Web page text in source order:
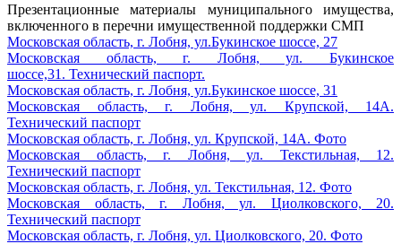
Презентационные материалы муниципального имущества,
включенного в перечни имущественной поддержки СМП
Московская область, г. Лобня, ул.Букинское шоссе, 27
Московская область, г. Лобня, ул. Букинское
шоссе,31. Технический паспорт.
Московская область, г. Лобня, ул.Букинское шоссе, 31
Московская область, г. Лобня, ул. Крупской, 14А.
Технический паспорт
Московская область, г. Лобня, ул. Крупской, 14А. Фото
Московская область, г. Лобня, ул. Текстильная, 12.
Технический паспорт
Московская область, г. Лобня, ул. Текстильная, 12. Фото
Московская область, г. Лобня, ул. Циолковского, 20.
Технический паспорт
Московская область, г. Лобня, ул. Циолковского, 20. Фото